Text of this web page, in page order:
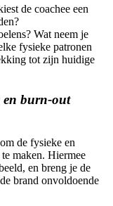
de coachee een
Wat neem je
fysieke patronen
tot zijn huidige
en burn-out
de fysieke en
maken. Hiermee
en breng je de
brand onvoldoende